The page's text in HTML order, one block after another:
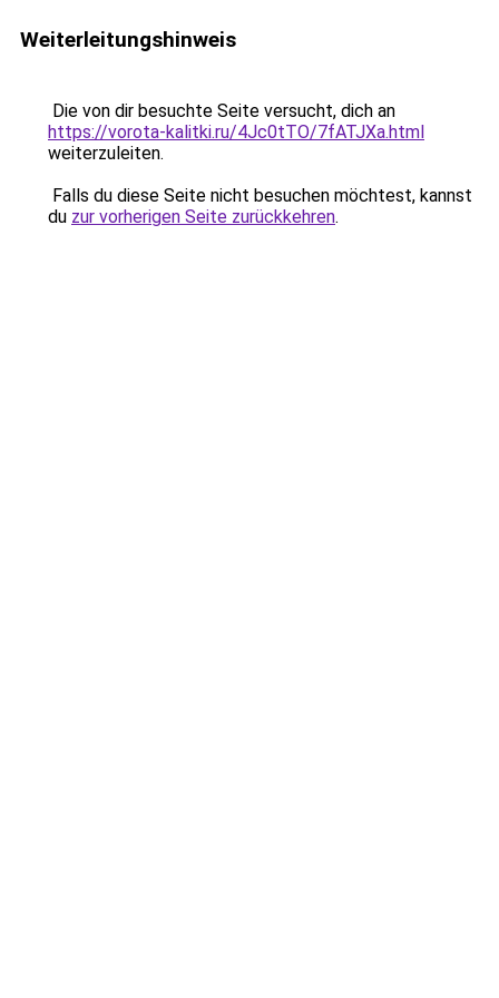
Weiterleitungshinweis
Die von dir besuchte Seite versucht, dich an
https://vorota-kalitki.ru/4Jc0tTO/7fATJXa.html
weiterzuleiten.
Falls du diese Seite nicht besuchen möchtest, kannst
du zur vorherigen Seite zurückkehren.